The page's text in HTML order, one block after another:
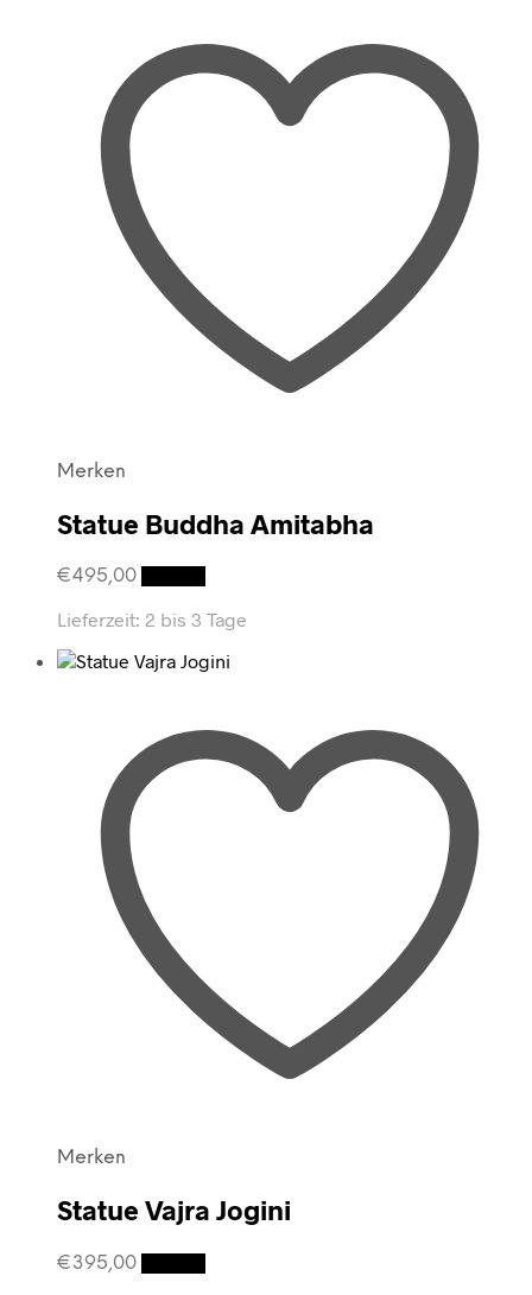
Merken
Statue Buddha Amitabha
€495,00
Lieferzeit: 2 bis 3 Tage
Merken
Statue Vajra Jogini
€395,00